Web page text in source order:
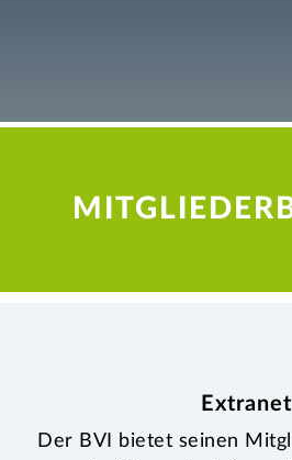
Extranet
Der BVI bietet seinen